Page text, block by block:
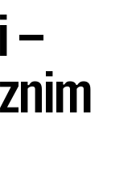
–